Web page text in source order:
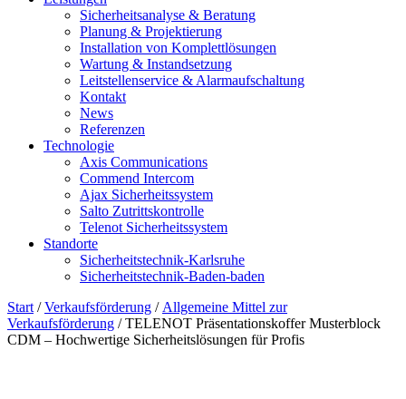
Sicherheitsanalyse & Beratung
Planung & Projektierung​
Installation von Komplettlösungen
Wartung & Instandsetzung
Leitstellenservice & Alarmaufschaltung
Kontakt
News
Referenzen
Technologie
Axis Communications
Commend Intercom
Ajax Sicherheitssystem​
Salto Zutrittskontrolle
Telenot Sicherheitssystem
Standorte
Sicherheitstechnik-Karlsruhe
Sicherheitstechnik-Baden-baden
Start /Verkaufsförderung / Allgemeine Mittel zur
Verkaufsförderung / TELENOT Präsentationskoffer Musterblock
CDM – Hochwertige Sicherheitslösungen für Profis